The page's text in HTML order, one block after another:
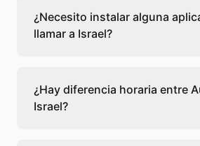
cuesta 0,44 €/min con
solo los minutos que hablas,
permanencia.
¿Necesito instalar alguna
llamar a Israel?
desde tu navegador web. Solo
conexión a internet y podrás
directamente a Israel.
¿Hay diferencia horaria entre
Israel?